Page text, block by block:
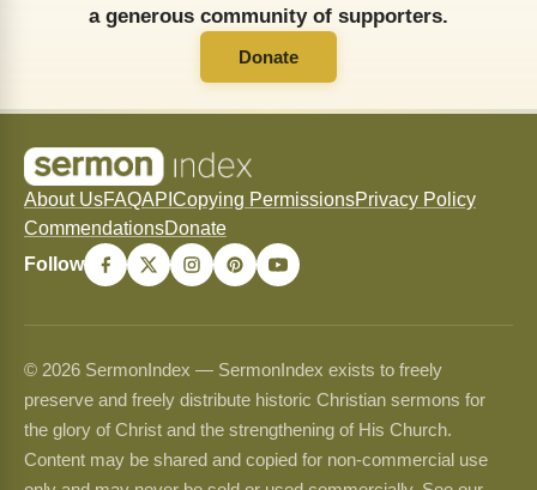
a generous community of supporters.
Donate
About UsFAQAPI Copying PermissionsPrivacy Policy
CommendationsDonate
Follow
© 2026 SermonIndex — SermonIndex exists to freely
preserve and freely distribute historic Christian sermons for
the glory of Christ and the strengthening of His Church.
Content may be shared and copied for non-commercial use